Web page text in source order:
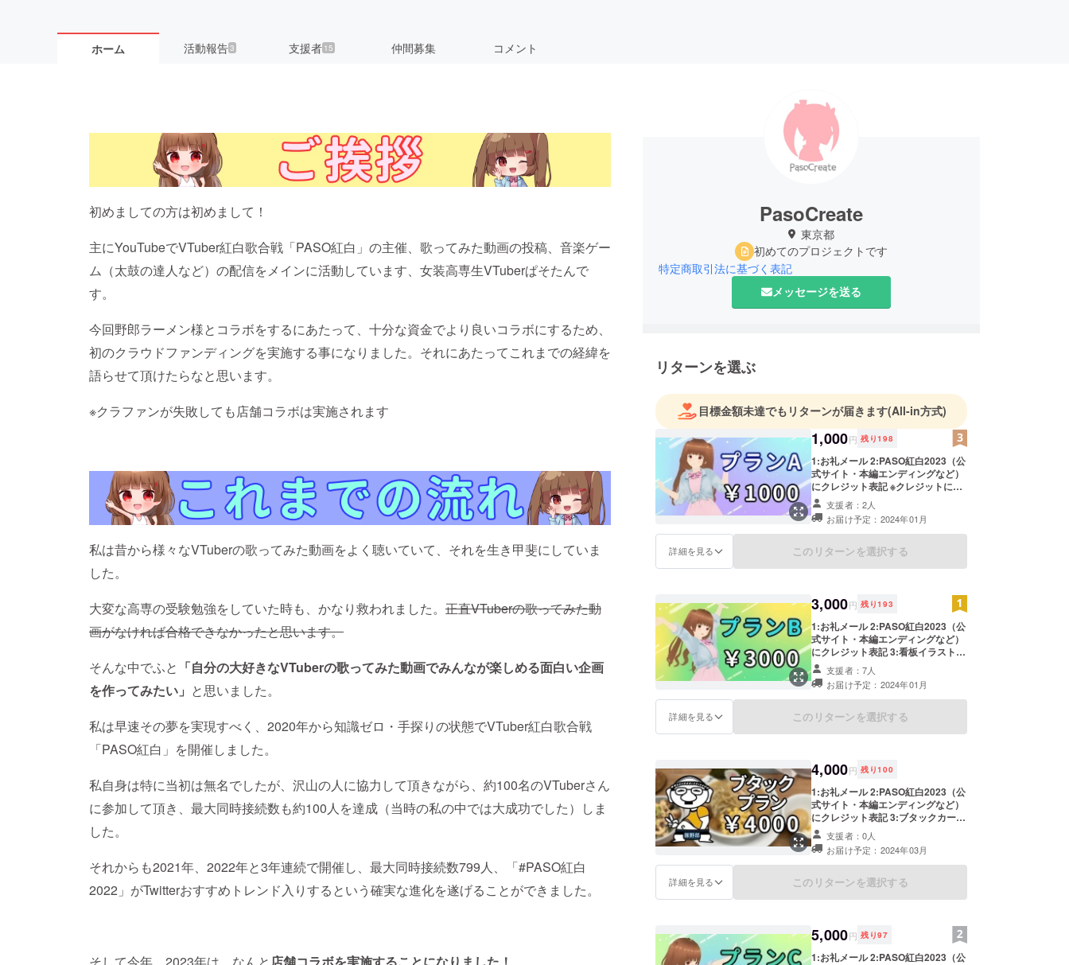
ホーム 活動報告3 支援者 15 仲間募集 コメント
初めましての方は初めまして！
主にYouTubeでVTuber紅白歌合戦「PASO紅白」の主催、歌ってみた動画の投稿、音楽ゲー
ム（太鼓の達人など）の配信をメインに活動しています、女装高専生VTuberぱそたんで
す。
今回野郎ラーメン様とコラボをするにあたって、十分な資金でより良いコラボにするため、
初のクラウドファンディングを実施する事になりました。それにあたってこれまでの経緯を
語らせて頂けたらなと思います。
※クラファンが失敗しても店舗コラボは実施されます
私は昔から様々なVTuberの歌ってみた動画をよく聴いていて、それを生き甲斐にしていま
した。
大変な高専の受験勉強をしていた時も、かなり救われました。 正直VTuberの歌ってみた動
画がなければ合格できなかったと思います。
そんな中でふと 「自分の大好きなVTuberの歌ってみた動画でみんなが楽しめる面白い企画
を作ってみたい」 と思いました。
私は早速その夢を実現すべく、2020年から知識ゼロ・手探りの状態でVTuber紅白歌合戦
「PASO紅白」を開催しました。
私自身は特に当初は無名でしたが、沢山の人に協力して頂きながら、約100名のVTuberさん
に参加して頂き、最大同時接続数も約100人を達成（当時の私の中では大成功でした）しま
した。
それからも2021年、2022年と3年連続で開催し、最大同時接続数799人、「#PASO紅白
2022」がTwitterおすすめトレンド入りするという確実な進化を遂げることができました。
PasoCreate
東京都
初めてのプロジェクトです
特定商取引法に基づく表記
メッセージを送る
リターンを選ぶ
目標金額未達でもリターンが届きます(All-in方式)
1,000円 残り198
1:お礼メール 2:PASO紅白2023（公
式サイト・本編エンディングなど）
にクレジット表記 ※クレジットに記
載する名前をアカウント名と異なる
名前を設定したい方は備考欄よりお
願いします。 ※看板デザインの参考
等に使用したいため当企画に出演す
る推しVTuberの名前を備考欄で教え
https://www.pasotan.info/pasokou
haku2023 )をご確認下さい。 【備
考欄記載例】 クレジット表記名：
ILOVEまおにゃ〜 推し：ぱそたん
支援者：2人
お届け予定：2024年01月
詳細を見る このリターンを選択する
3,000円 残り193
1:お礼メール 2:PASO紅白2023（公
式サイト・本編エンディングなど）
にクレジット表記 3:看板イラスト高
画質版のデータ ※クレジットに記載
する名前をアカウント名と異なる名
前を設定したい方は備考欄よりお願
いします。 ※看板デザインの参考等
に使用したいため当企画に出演する
式サイト(
https://www.pasotan.info/pasokou
haku2023 )をご確認下さい。 【備
考欄記載例】 クレジット表記名：
ILOVEまおにゃ〜 推し：ぱそたん
支援者：7人
お届け予定：2024年01月
詳細を見る このリターンを選択する
4,000円 残り100
1:お礼メール 2:PASO紅白2023（公
式サイト・本編エンディングなど）
にクレジット表記 3:ブタックカード
※ブタックカードは全国の野郎ラー
メンにて使用いただけるカードで
す。ラーメンご注文時にご提示頂き
ますと、下記のサービスを受けるこ
とができます。 ※有効期限：2024年
続してご利用頂けます） ①野菜増し
（本来150円）が無料になります。
②麺の大盛（本来200円）が無料に
支援者：0人
お届け予定：2024年03月
詳細を見る このリターンを選択する
5,000円 残り97
1:お礼メール 2:PASO紅白2023（公